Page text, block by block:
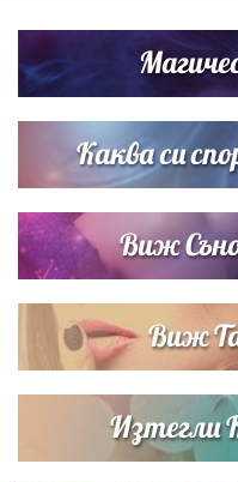
Списъкът е ясен: Джей
сватбата на Роналдо
Каква си
Виж
Виж
Изтегли